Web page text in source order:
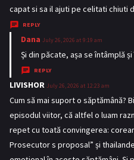
y
:
capat si sa il ajuti pe celitati chiuti
REPLY
Dana s
a
y
s
:
July 26, 2026 at 9:19 am
Și din păcate, așa se întâmplă
REPLY
LIVISHORs
a
y
s
:
July 26, 2026 at 12:23 am
Cum să mai suport o săptămână?
episodul viitor, că altfel o luam
repet cu toată convingerea:
Prosecutor s proposal” și